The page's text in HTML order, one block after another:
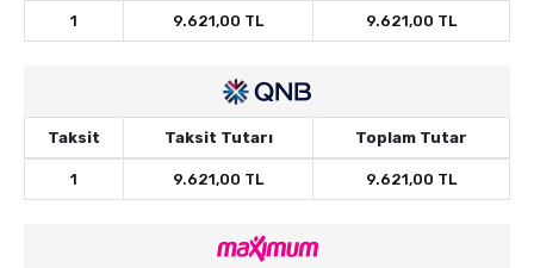
1 9.621,00 TL 9.621,00 TL
Taksit Taksit Tutarı Toplam Tutar
1 9.621,00 TL 9.621,00 TL